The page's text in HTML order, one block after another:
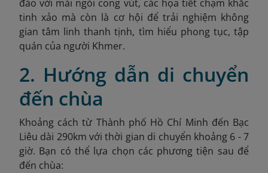
đáo với mái ngói cong vút, các họa tiết chạm khắc
tinh xảo mà còn là cơ hội để trải nghiệm không
gian tâm linh thanh tịnh, tìm hiểu phong tục, tập
quán của người Khmer.
2. Hướng dẫn di chuyển
đến chùa
Khoảng cách từ Thành phố Hồ Chí Minh đến Bạc
Liêu dài 290km với thời gian di chuyển khoảng 6 - 7
giờ. Bạn có thể lựa chọn các phương tiện sau để
đến chùa: